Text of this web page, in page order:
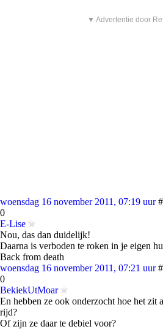
▼ Advertentie door
woensdag 16 november 2011, 07:19 uur
0
E-Lise
Nou, das dan duidelijk!
Daarna is verboden te roken in je eigen
Back from death
woensdag 16 november 2011, 07:21 uur
0
BekiekUtMoar
En hebben ze ook onderzocht hoe het zit
rijd?
Of zijn ze daar te debiel voor?